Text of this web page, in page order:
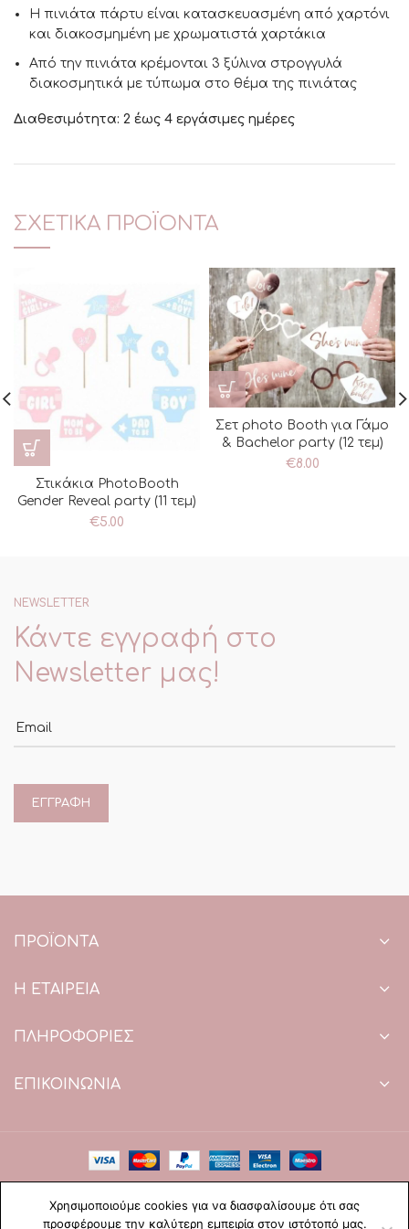
Η πινιάτα πάρτυ είναι κατασκευασμένη από χαρτόνι
και διακοσμημένη με χρωματιστά χαρτάκια
Από την πινιάτα κρέμονται 3 ξύλινα στρογγυλά
διακοσμητικά με τύπωμα στο θέμα της πινιάτας
Διαθεσιμότητα: 2 έως 4 εργάσιμες ημέρες
ΣΧΕΤΙΚΆ ΠΡΟΪΌΝΤΑ
Στικάκια PhotoBooth
Gender Reveal party (11 τεμ)
€5.00
Σετ photo Booth για Γάμο
& Bachelor party (12 τεμ)
€8.00
NEWSLETTER
Κάντε εγγραφή στο
Newsletter μας!
ΠΡΟΪΌΝΤΑ
Η ΕΤΑΙΡΕΙΑ
ΠΛΗΡΟΦΟΡΙΕΣ
ΕΠΙΚΟΙΝΩΝΙΑ
Web Design & development by web-idea.gr
Χρησιμοποιούμε cookies για να διασφαλίσουμε ότι σας
προσφέρουμε την καλύτερη εμπειρία στον ιστότοπό μας.